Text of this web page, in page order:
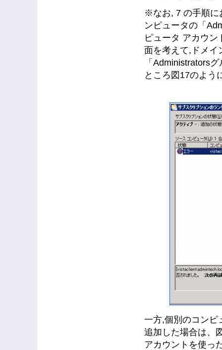
※なお, 7 の手順に
ンピュータの「
ピュータ アカウ
面を考えて,ドメイ
「Administrators
ところ図17のよう
一方,個別のコンピ
追加した場合は、
アカウントを使っ